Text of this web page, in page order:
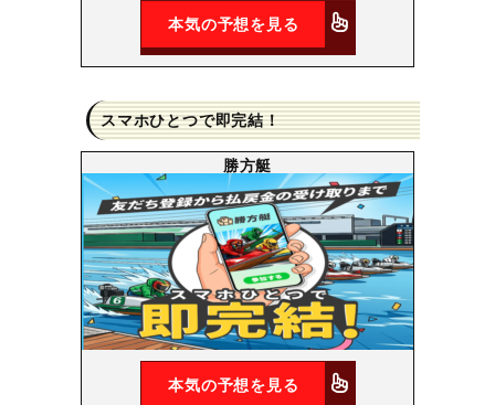
本気の予想を見る
スマホひとつで即完結！
勝方艇
本気の予想を見る